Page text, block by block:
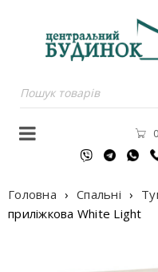
Головна › Спальні ›
приліжкова White Light